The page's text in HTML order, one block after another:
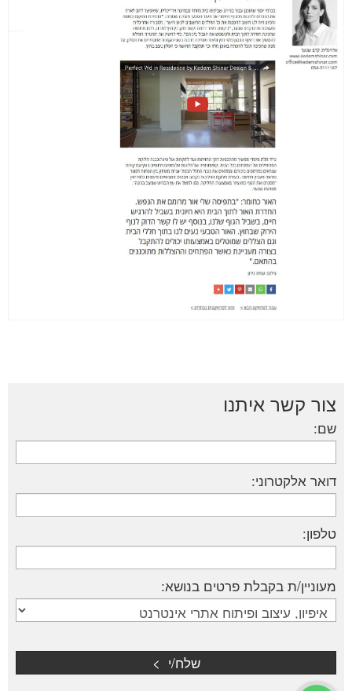
צור קשר איתנו
שם:
דואר אלקטרוני:
טלפון:
מעוניין/ת בקבלת פרטים בנושא: